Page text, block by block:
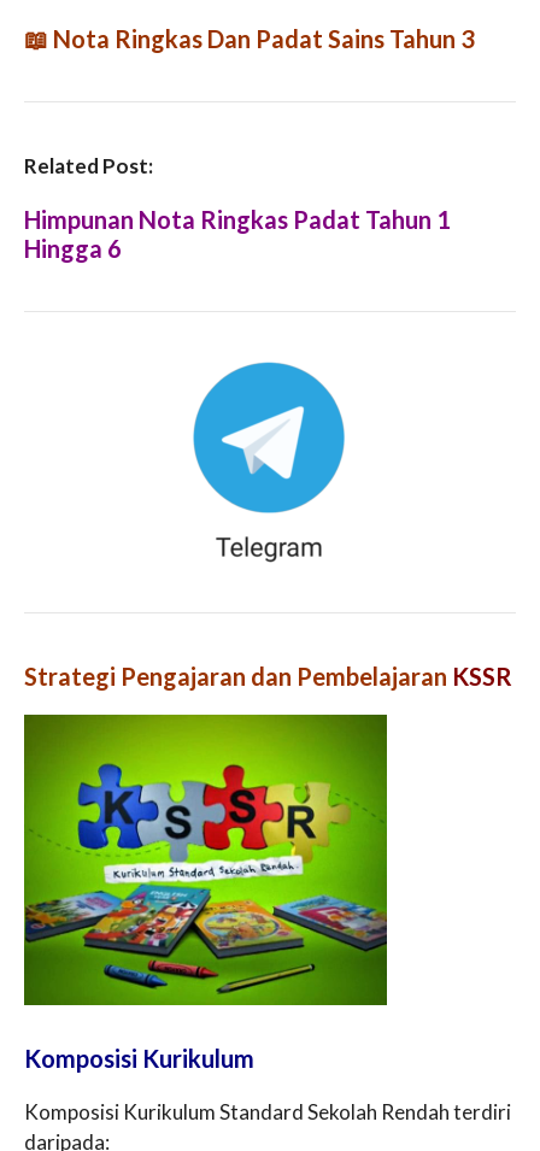
📖 Nota Ringkas Dan Padat Sains Tahun 3
Related Post:
Himpunan Nota Ringkas Padat Tahun 1
Hingga 6
Strategi Pengajaran dan Pembelajaran KSSR
Komposisi Kurikulum
Komposisi Kurikulum Standard Sekolah Rendah terdiri
daripada: